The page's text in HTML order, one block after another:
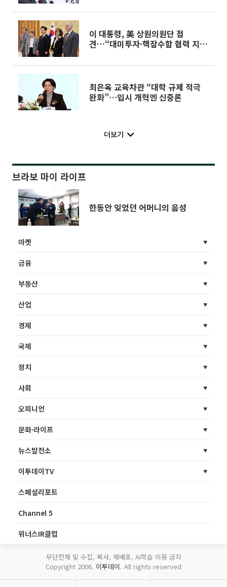
이 대통령, 美 상원의원단 접
견…“대미투자·핵잠수함 협력 지지
최은옥 교육차관 “대학 규제 적극
완화”⋯입시 개혁엔 신중론
더보기
브라보 마이 라이프
한동안 잊었던 어머니의 음성
마켓
금융
부동산
산업
경제
국제
정치
사회
오피니언
문화·라이프
뉴스발전소
이투데이TV
스페셜리포트
Channel 5
위너스IR클럽
무단전재 및 수집, 복사, 재배포, AI학습 이용 금지
Copyright 2006. 이투데이. All rights reserved